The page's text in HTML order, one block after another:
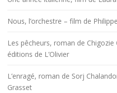
Nous, l’orchestre – film de
Les pêcheurs, roman de
éditions de L’Olivier
L’enragé, roman de Sorj
Grasset